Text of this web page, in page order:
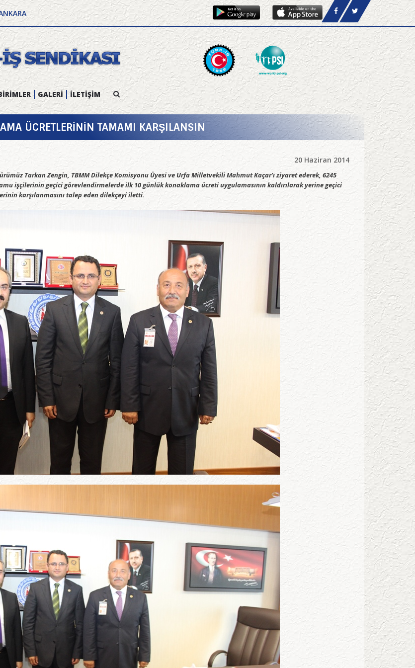
GALERİ İLETİŞİM
ÜCRETLERİNİN TAMAMI KARŞILANSIN
20 Haziran 2014
Tarkan Zengin, TBMM Dilekçe Komisyonu Üyesi ve Urfa Milletvekili Mahmut Kaçar’ı ziyaret ederek, 6245
işçilerinin geçici görevlendirmelerde ilk 10 günlük konaklama ücreti uygulamasının kaldırılarak yerine geçici
karşılanmasını talep eden dilekçeyi iletti.